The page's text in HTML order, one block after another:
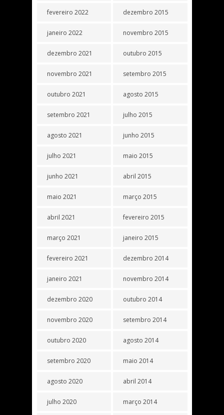
fevereiro 2022
janeiro 2022
dezembro 2021
novembro 2021
outubro 2021
setembro 2021
agosto 2021
julho 2021
junho 2021
maio 2021
abril 2021
março 2021
fevereiro 2021
janeiro 2021
dezembro 2020
novembro 2020
outubro 2020
setembro 2020
agosto 2020
julho 2020
dezembro 2015
novembro 2015
outubro 2015
setembro 2015
agosto 2015
julho 2015
junho 2015
maio 2015
abril 2015
março 2015
fevereiro 2015
janeiro 2015
dezembro 2014
novembro 2014
outubro 2014
setembro 2014
agosto 2014
maio 2014
abril 2014
março 2014